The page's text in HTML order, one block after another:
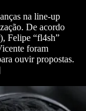
na line-up
De acordo
Felipe “fl4sh”
foram
ouvir propostas.